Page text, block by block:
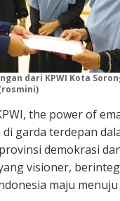
dari KPWI Kota
the power of
garda terdepan
demokrasi
visioner,
maju